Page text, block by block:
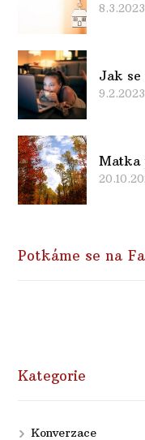
8.3.2023
Jak
9.2.2023
Matka
Potkáme se na
Kategorie
Konverzace